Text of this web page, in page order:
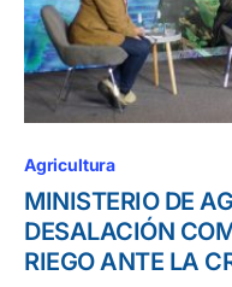
Agricultura
MINISTERIO DE
DESALACIÓN
RIEGO ANTE LA